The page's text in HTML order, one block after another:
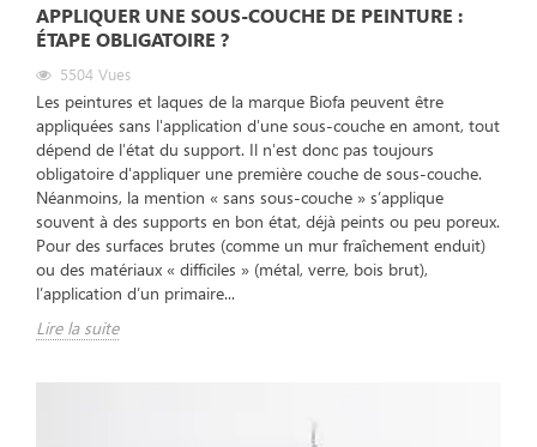
APPLIQUER UNE SOUS-COUCHE DE PEINTURE :
ÉTAPE OBLIGATOIRE ?
5504 Vues
Les peintures et laques de la marque Biofa peuvent être
appliquées sans l'application d'une sous-couche en amont, tout
dépend de l'état du support. Il n'est donc pas toujours
obligatoire d'appliquer une première couche de sous-couche.
Néanmoins, la mention « sans sous-couche » s’applique
souvent à des supports en bon état, déjà peints ou peu poreux.
Pour des surfaces brutes (comme un mur fraîchement enduit)
ou des matériaux « difficiles » (métal, verre, bois brut),
l’application d’un primaire...
Lire la suite